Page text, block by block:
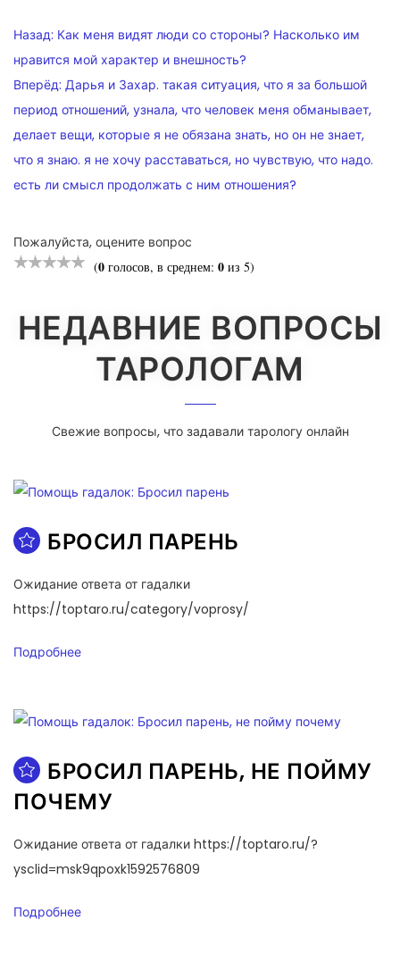
НАВИГАЦИЯ
ПО
ЗАПИСЯМ
Назад: Как меня видят люди со стороны? Насколько им
нравится мой характер и внешность?
Вперёд: Дарья и Захар. такая ситуация, что я за большой
период отношений, узнала, что человек меня обманывает,
делает вещи, которые я не обязана знать, но он не знает,
что я знаю. я не хочу расставаться, но чувствую, что надо.
есть ли смысл продолжать с ним отношения?
Пожалуйста, оцените вопрос
(0 голосов, в среднем: 0 из 5)
НЕДАВНИЕ ВОПРОСЫ
ТАРОЛОГАМ
Свежие вопросы, что задавали тарологу онлайн
БРОСИЛ ПАРЕНЬ
Ожидание ответа от гадалки
https://toptaro.ru/category/voprosy/
Подробнее
БРОСИЛ ПАРЕНЬ, НЕ ПОЙМУ
ПОЧЕМУ
Ожидание ответа от гадалки https://toptaro.ru/?
ysclid=msk9qpoxk1592576809
Подробнее